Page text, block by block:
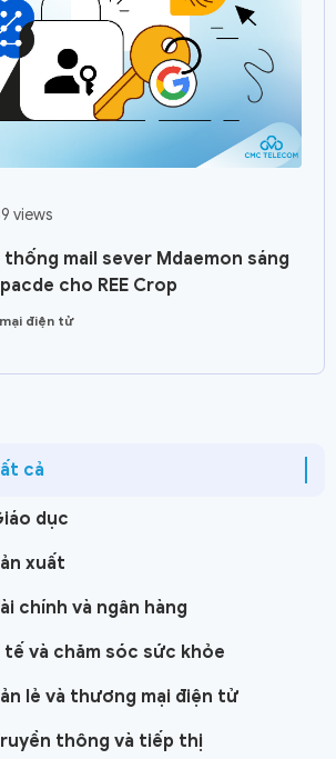
views
mail sever Mdaemon sáng
cho REE Crop
điện tử
cả
dục
xuất
chính và ngân hàng
tế và chăm sóc sức khỏe
lẻ và thương mại điện tử
thông và tiếp thị